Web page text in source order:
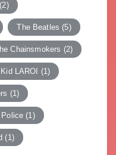
(2)
The Beatles (5)
Chainsmokers (2)
LAROI (1)
(1)
Police (1)
(1)